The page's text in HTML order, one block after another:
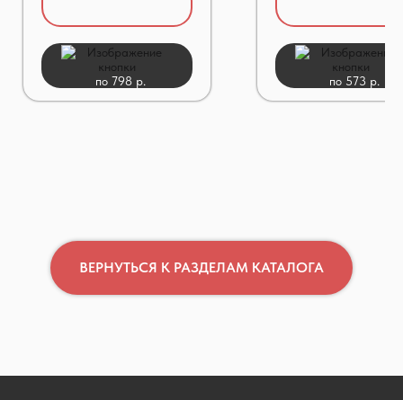
по 798 р. по 573 р.
ВЕРНУТЬСЯ К РАЗДЕЛАМ КАТАЛОГА